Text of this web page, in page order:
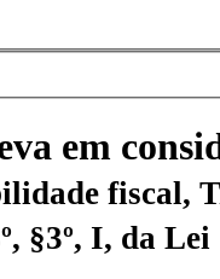
em
§3º, I, da Lei